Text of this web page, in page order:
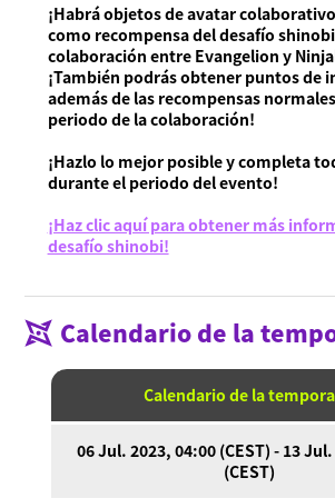
Acerca de Ninjala
Acerca de Ninjala
Cómo jugar a Ninjala
Chicle ninja
Mapas
Temporada actual
Noticias
¡Habrá objetos de avatar
como recompensa del desafío
colaboración entre Evangelion y
¡También podrás obtener puntos de
además de las recompensas
periodo de la colaboración!
¡Hazlo lo mejor posible y completa
durante el periodo del evento!
¡Haz clic aquí para obtener más
desafío shinobi!
Calendario de la
Calendario de la
06 Jul. 2023, 04:00 (CEST) - 13
(CEST)